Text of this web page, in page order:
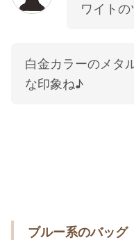
ワイト
白金カラーのメタ
な印象ね♪
ブルー系のバッグ